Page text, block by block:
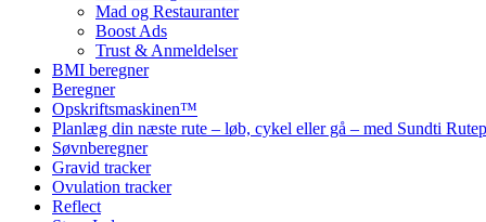
Mad og Restauranter
Boost Ads
Trust & Anmeldelser
BMI beregner
Beregner
Opskriftsmaskinen™
Planlæg din næste rute – løb, cykel eller gå – med Sundti
Søvnberegner
Gravid tracker
Ovulation tracker
Reflect